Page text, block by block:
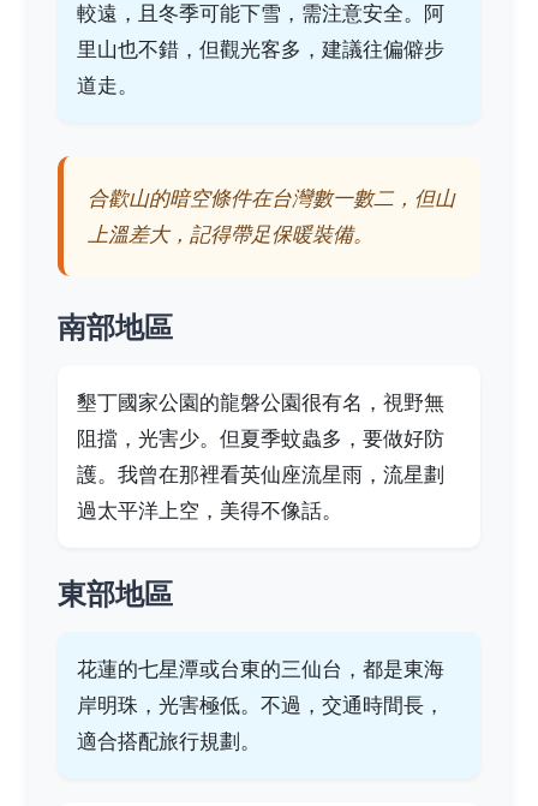
較遠，且冬季可能下雪，需注意安全。阿
里山也不錯，但觀光客多，建議往偏僻步
道走。
合歡山的暗空條件在台灣數一數二，但山
上溫差大，記得帶足保暖裝備。
南部地區
墾丁國家公園的龍磐公園很有名，視野無
阻擋，光害少。但夏季蚊蟲多，要做好防
護。我曾在那裡看英仙座流星雨，流星劃
過太平洋上空，美得不像話。
東部地區
花蓮的七星潭或台東的三仙台，都是東海
岸明珠，光害極低。不過，交通時間長，
適合搭配旅行規劃。